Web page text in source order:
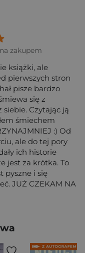
ocena:
ocena: Wybitna 9/
Rewelacyjna 8/
Bardzo dobra 7/10"
6/10"
5/10"
10"
zakupem
książki, ale
pierwszych stron
pisze bardzo
się z
Czytając ją
śmiechem
:) Od
ale do tej pory
ich historie
jest za krótka. To
pyszne i się
JUŻ CZEKAM NA